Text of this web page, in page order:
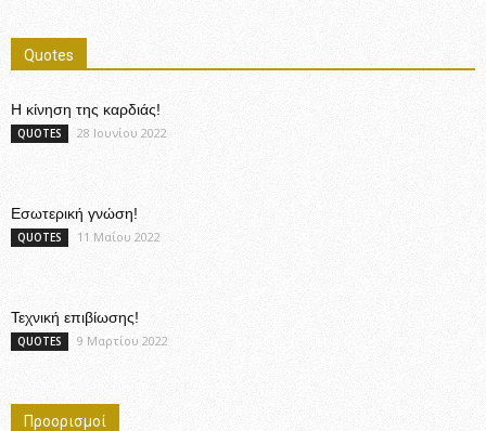
Quotes
Η κίνηση της καρδιάς!
QUOTES 28 Ιουνίου 2022
Εσωτερική γνώση!
QUOTES 11 Μαΐου 2022
Τεχνική επιβίωσης!
QUOTES 9 Μαρτίου 2022
Προορισμοί